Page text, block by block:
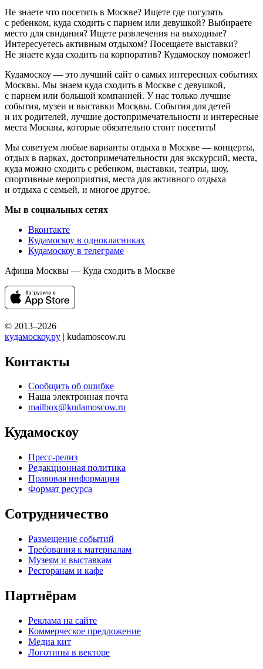
Не знаете что посетить в Москве? Ищете где погулять
с ребенком, куда сходить с парнем или девушкой? Выбираете
место для свидания? Ищете развлечения на выходные?
Интересуетесь активным отдыхом? Посещаете выставки?
Не знаете куда сходить на корпоратив? Кудамоскоу поможет!
Кудамоскоу — это лучший сайт о самых интересных событиях
Москвы. Мы знаем куда сходить в Москве с девушкой,
с парнем или большой компанией. У нас только лучшие
события, музеи и выставки Москвы. События для детей
и их родителей, лучшие достопримечательности и интересные
места Москвы, которые обязательно стоит посетить!
Мы советуем любые варианты отдыха в Москве — концерты,
отдых в парках, достопримечательности для экскурсий, места,
куда можно сходить с ребенком, выставки, театры, шоу,
спортивные мероприятия, места для активного отдыха
и отдыха с семьей, и многое другое.
Мы в социальных сетях
Вконтакте
Кудамоскоу в однокласниках
Кудамоскоу в телеграме
Афиша Москвы — Куда сходить в Москве
© 2013–2026
кудамоскоу.ру | kudamoscow.ru
Контакты
Сообщить об ошибке
Наша электронная почта
mailbox@kudamoscow.ru
Кудамоскоу
Пресс-релиз
Редакционная политика
Правовая информация
Формат ресурса
Сотрудничество
Размещение событий
Требования к материалам
Музеям и выставкам
Ресторанам и кафе
Партнёрам
Реклама на сайте
Коммерческое предложение
Медиа кит
Логотипы в векторе